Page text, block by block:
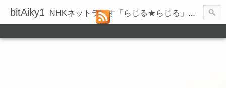
bitAiky1 NHKネットラジオ「らじる★らじる」の録音履歴